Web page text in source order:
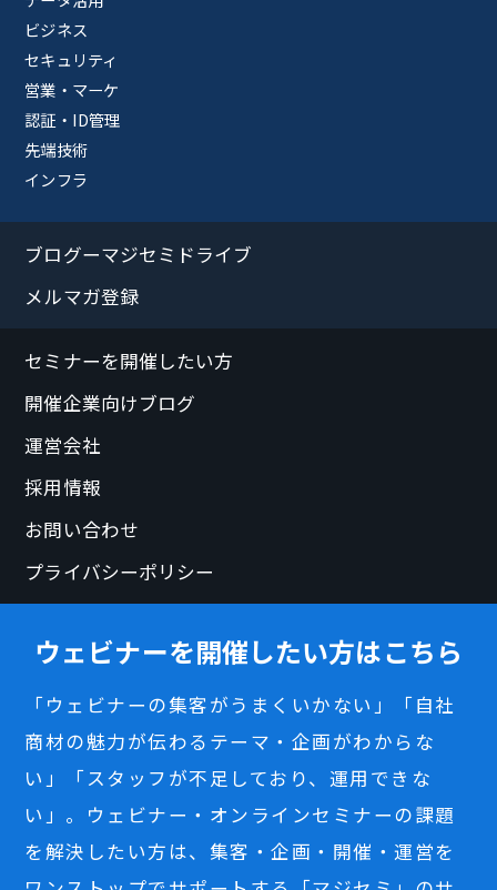
ビジネス
セキュリティ
営業・マーケ
認証・ID管理
先端技術
インフラ
ブログーマジセミドライブ
メルマガ登録
セミナーを開催したい方
開催企業向けブログ
運営会社
採用情報
お問い合わせ
プライバシーポリシー
ウェビナーを開催したい方はこちら
「ウェビナーの集客がうまくいかない」「自社
商材の魅力が伝わるテーマ・企画がわからな
い」「スタッフが不足しており、運用できな
い」。ウェビナー・オンラインセミナーの課題
を解決したい方は、集客・企画・開催・運営を